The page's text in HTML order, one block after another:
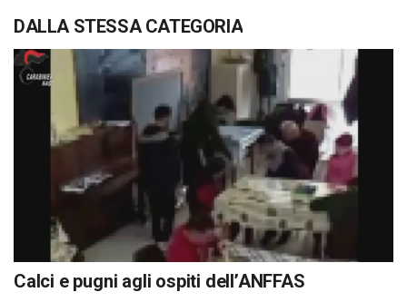
DALLA STESSA CATEGORIA
Calci e pugni agli ospiti dell’ANFFAS